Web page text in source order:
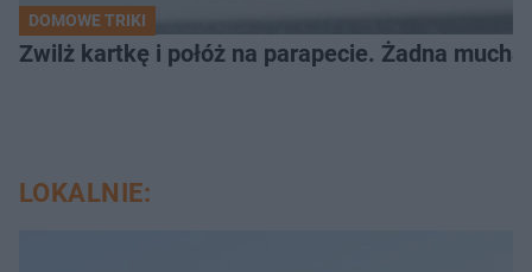
DOMOWE TRIKI
Zwilż kartkę i połóż na parapecie. Żadna
LOKALNIE: